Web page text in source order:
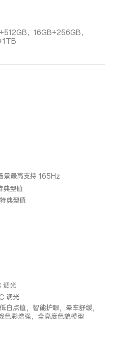
，16GB+256GB，
景最高支持 165Hz
典型值
典型值
调光
调光
白点值，智能护眼，晕车舒缓，
色彩增强，全亮度色貌模型